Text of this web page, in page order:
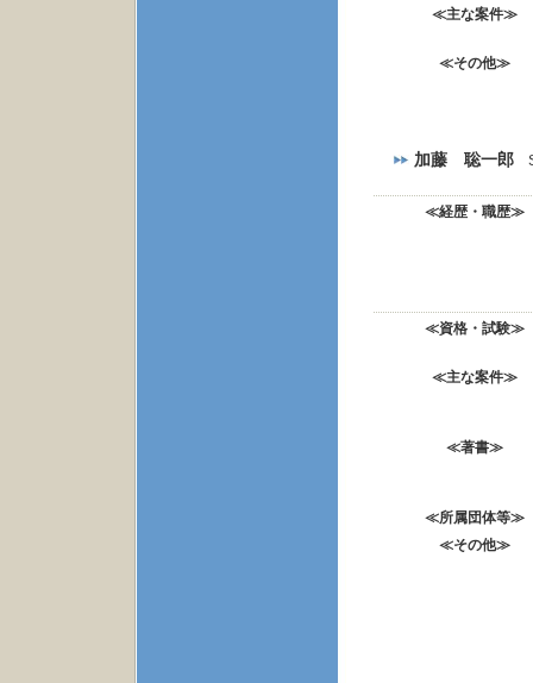
≪主な案件≫
≪その他≫
加藤 聡一郎
≪経歴・職歴≫
≪資格・試験≫
≪主な案件≫
≪著書≫
≪所属団体等≫
≪その他≫